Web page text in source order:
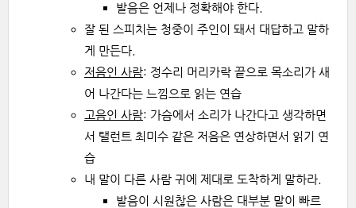
발음은 언제나 정확해야 한다.
잘 된 스피치는 청중이 주인이 돼서 대답하고 말하
게 만든다.
저음인 사람: 정수리 머리카락 끝으로 목소리가 새
어 나간다는 느낌으로 읽는 연습
고음인 사람: 가슴에서 소리가 나간다고 생각하면
서 탤런트 최미수 같은 저음은 연상하면서 읽기 연
습
내 말이 다른 사람 귀에 제대로 도착하게 말하라.
발음이 시원찮은 사람은 대부분 말이 빠르